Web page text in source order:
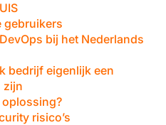
gebruikers
bij het Nederlands
bedrijf eigenlijk een
zijn
oplossing?
risico’s